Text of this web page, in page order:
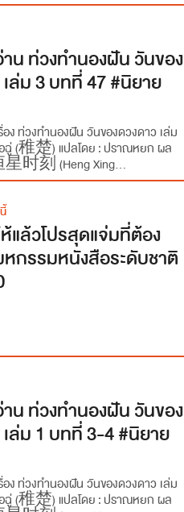
น ท่วงทำนองฝัน วันของ
ล่ม 3 บทที่ 47 #นิยาย
ง ท่วงทำนองฝัน วันของดวงดาว เล่ม
ฉู่ (稚楚) แปลโดย : ปราณหยก ผล
星时刻 (Heng Xing...
แล้วโปรสุดแจ่มที่ต้อง
หกรรมหนังสือระดับชาติ
น ท่วงทำนองฝัน วันของ
ล่ม 1 บทที่ 3-4 #นิยาย
ง ท่วงทำนองฝัน วันของดวงดาว เล่ม
ฉู่ (稚楚) แปลโดย : ปราณหยก ผล